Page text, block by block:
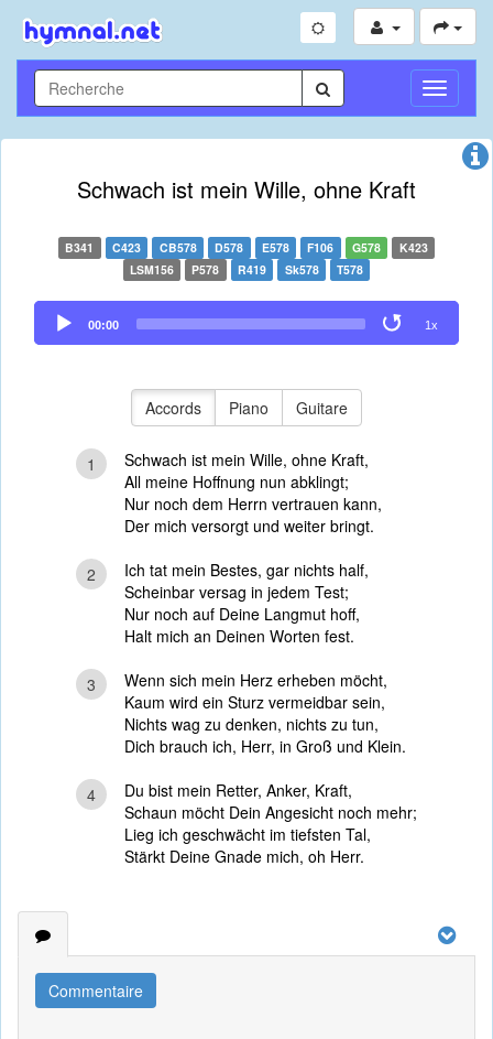
Toggle
Schwach ist mein Wille, ohne Kraft
B341 C423 CB578 D578 E578 F106 G578
K423
LSM156
P578 R419 Sk578 T578
Audio
Player
00:00 1x
Accords Piano Guitare
1
Schwach ist mein Wille, ohne Kraft,
All meine Hoffnung nun abklingt;
Nur noch dem Herrn vertrauen kann,
Der mich versorgt und weiter bringt.
2
Ich tat mein Bestes, gar nichts half,
Scheinbar versag in jedem Test;
Nur noch auf Deine Langmut hoff,
Halt mich an Deinen Worten fest.
3
Wenn sich mein Herz erheben möcht,
Kaum wird ein Sturz vermeidbar sein,
Nichts wag zu denken, nichts zu tun,
Dich brauch ich, Herr, in Groß und Klein.
4
Du bist mein Retter, Anker, Kraft,
Schaun möcht Dein Angesicht noch mehr;
Lieg ich geschwächt im tiefsten Tal,
Stärkt Deine Gnade mich, oh Herr.
Commentaire